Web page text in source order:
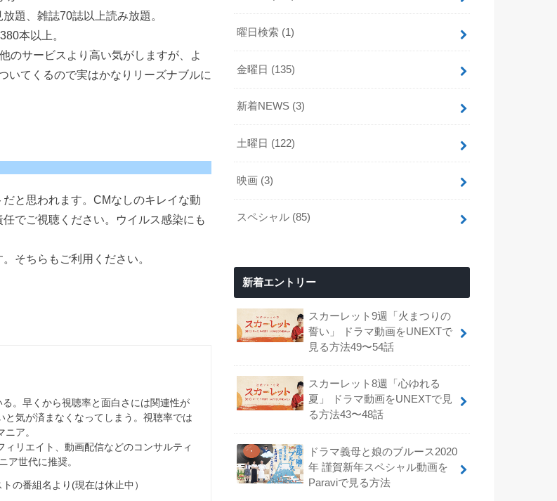
題、雑誌70誌以上読み放題。
本以上。
のサービスより高い気がしますが、よ
いてくるので実はかなりリーズナブルに
と思われます。CMなしのキレイな動
でご視聴ください。ウイルス感染にも
そちらもご利用ください。
。早くから視聴率と面白さには関連性が
気が済まなくなってしまう。視聴率では
ア。
ィリエイト、動画配信などのコンサルティ
ア世代に推奨。
の番組名より(現在は休止中）
曜日検索 (1)
金曜日 (135)
新着NEWS (3)
土曜日 (122)
映画 (3)
スペシャル (85)
新着エントリー
スカーレット9週「火まつりの
誓い」 ドラマ動画をUNEXTで
見る方法49〜54話
スカーレット8週「心ゆれる
夏」 ドラマ動画をUNEXTで見
る方法43〜48話
ドラマ義母と娘のブルース2020
年 謹賀新年スペシャル動画を
Paraviで見る方法